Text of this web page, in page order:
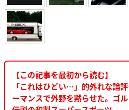
【この記事を最初から読む】
「これはひどい…」的外れな論
ーマンスで外野を黙らせた。ゴル